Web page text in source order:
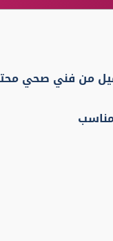
من فني صحي